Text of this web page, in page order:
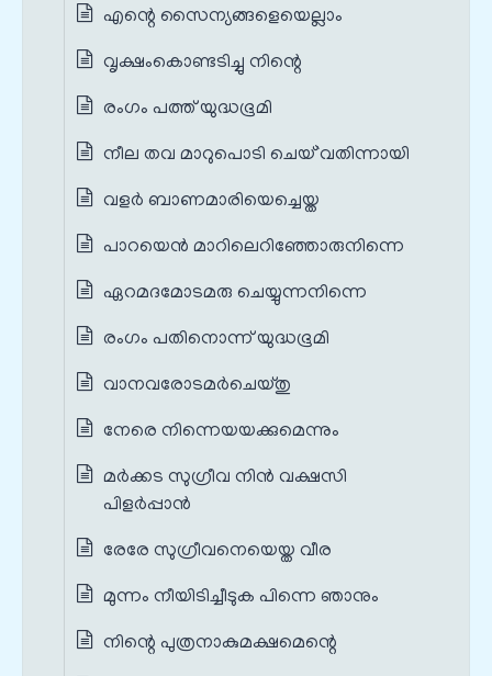
എന്റെ സൈന്യങ്ങളെയെല്ലാം
വൃക്ഷംകൊണ്ടടിച്ചു നിന്റെ
രംഗം പത്ത് യുദ്ധഭൂമി
നീല തവ മാറുപൊടി ചെയ്`വതിന്നായി
വളർ ബാണമാരിയെച്ചെയ്ത
പാറയെന്‍ മാറിലെറിഞ്ഞോരുനിന്നെ
ഏറമദമോടമരു ചെയ്യുന്നനിന്നെ
രംഗം പതിനൊന്ന് യുദ്ധഭൂമി
വാനവരോടമര്‍ചെയ്തു
നേരെ നിന്നെയയക്കുമെന്നും
മര്‍ക്കട സുഗ്രീവ നിൻ വക്ഷസി
പിളര്‍പ്പാൻ
രേരേ സുഗ്രീവനെയെയ്ത വീര
മുന്നം നീയിടിച്ചീടുക പിന്നെ ഞാനും
നിന്റെ പുത്രനാകുമക്ഷമെന്റെ